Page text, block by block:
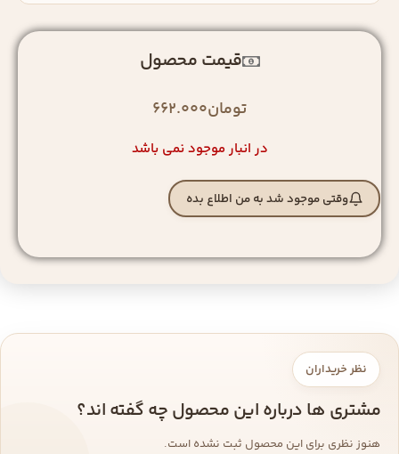
قیمت محصول
تومان662.000
در انبار موجود نمی باشد
وقتی موجود شد به من اطلاع بده
نظر خریداران
مشتری ها درباره این محصول چه گفته اند؟
هنوز نظری برای این محصول ثبت نشده است.